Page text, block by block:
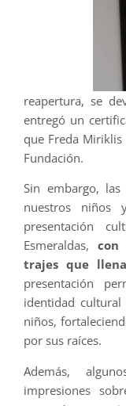
reapertura, se
entregó un
que Freda
Fundación.
Sin embargo,
nuestros niños
presentación
Esmeraldas,con
trajes que
presentación
identidad
niños,
por sus raíces.
Además,
impresiones